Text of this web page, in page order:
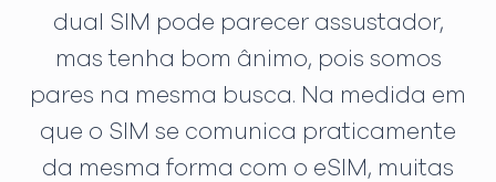
dual SIM pode parecer assustador,
mas tenha bom ânimo, pois somos
pares na mesma busca. Na medida em
que o SIM se comunica praticamente
da mesma forma com o eSIM, muitas